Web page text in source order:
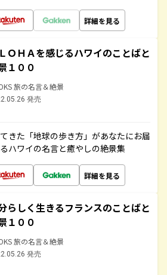
詳細を見る
ＯＨＡを感じるハワイのことばと
１００
旅の名言＆絶景
発売
きた「地球の歩き方」があなたにお届
ハワイの名言と癒やしの絶景集
詳細を見る
らしく生きるフランスのことばと
１００
旅の名言＆絶景
発売